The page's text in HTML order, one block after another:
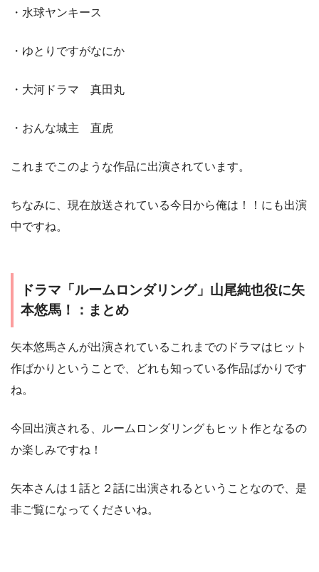
・水球ヤンキース
・ゆとりですがなにか
・大河ドラマ 真田丸
・おんな城主 直虎
これまでこのような作品に出演されています。
ちなみに、現在放送されている今日から俺は！！にも出演
中ですね。
ドラマ「ルームロンダリング」山尾純也役に矢
本悠馬！：まとめ
矢本悠馬さんが出演されているこれまでのドラマはヒット
作ばかりということで、どれも知っている作品ばかりです
ね。
今回出演される、ルームロンダリングもヒット作となるの
か楽しみですね！
矢本さんは１話と２話に出演されるということなので、是
非ご覧になってくださいね。